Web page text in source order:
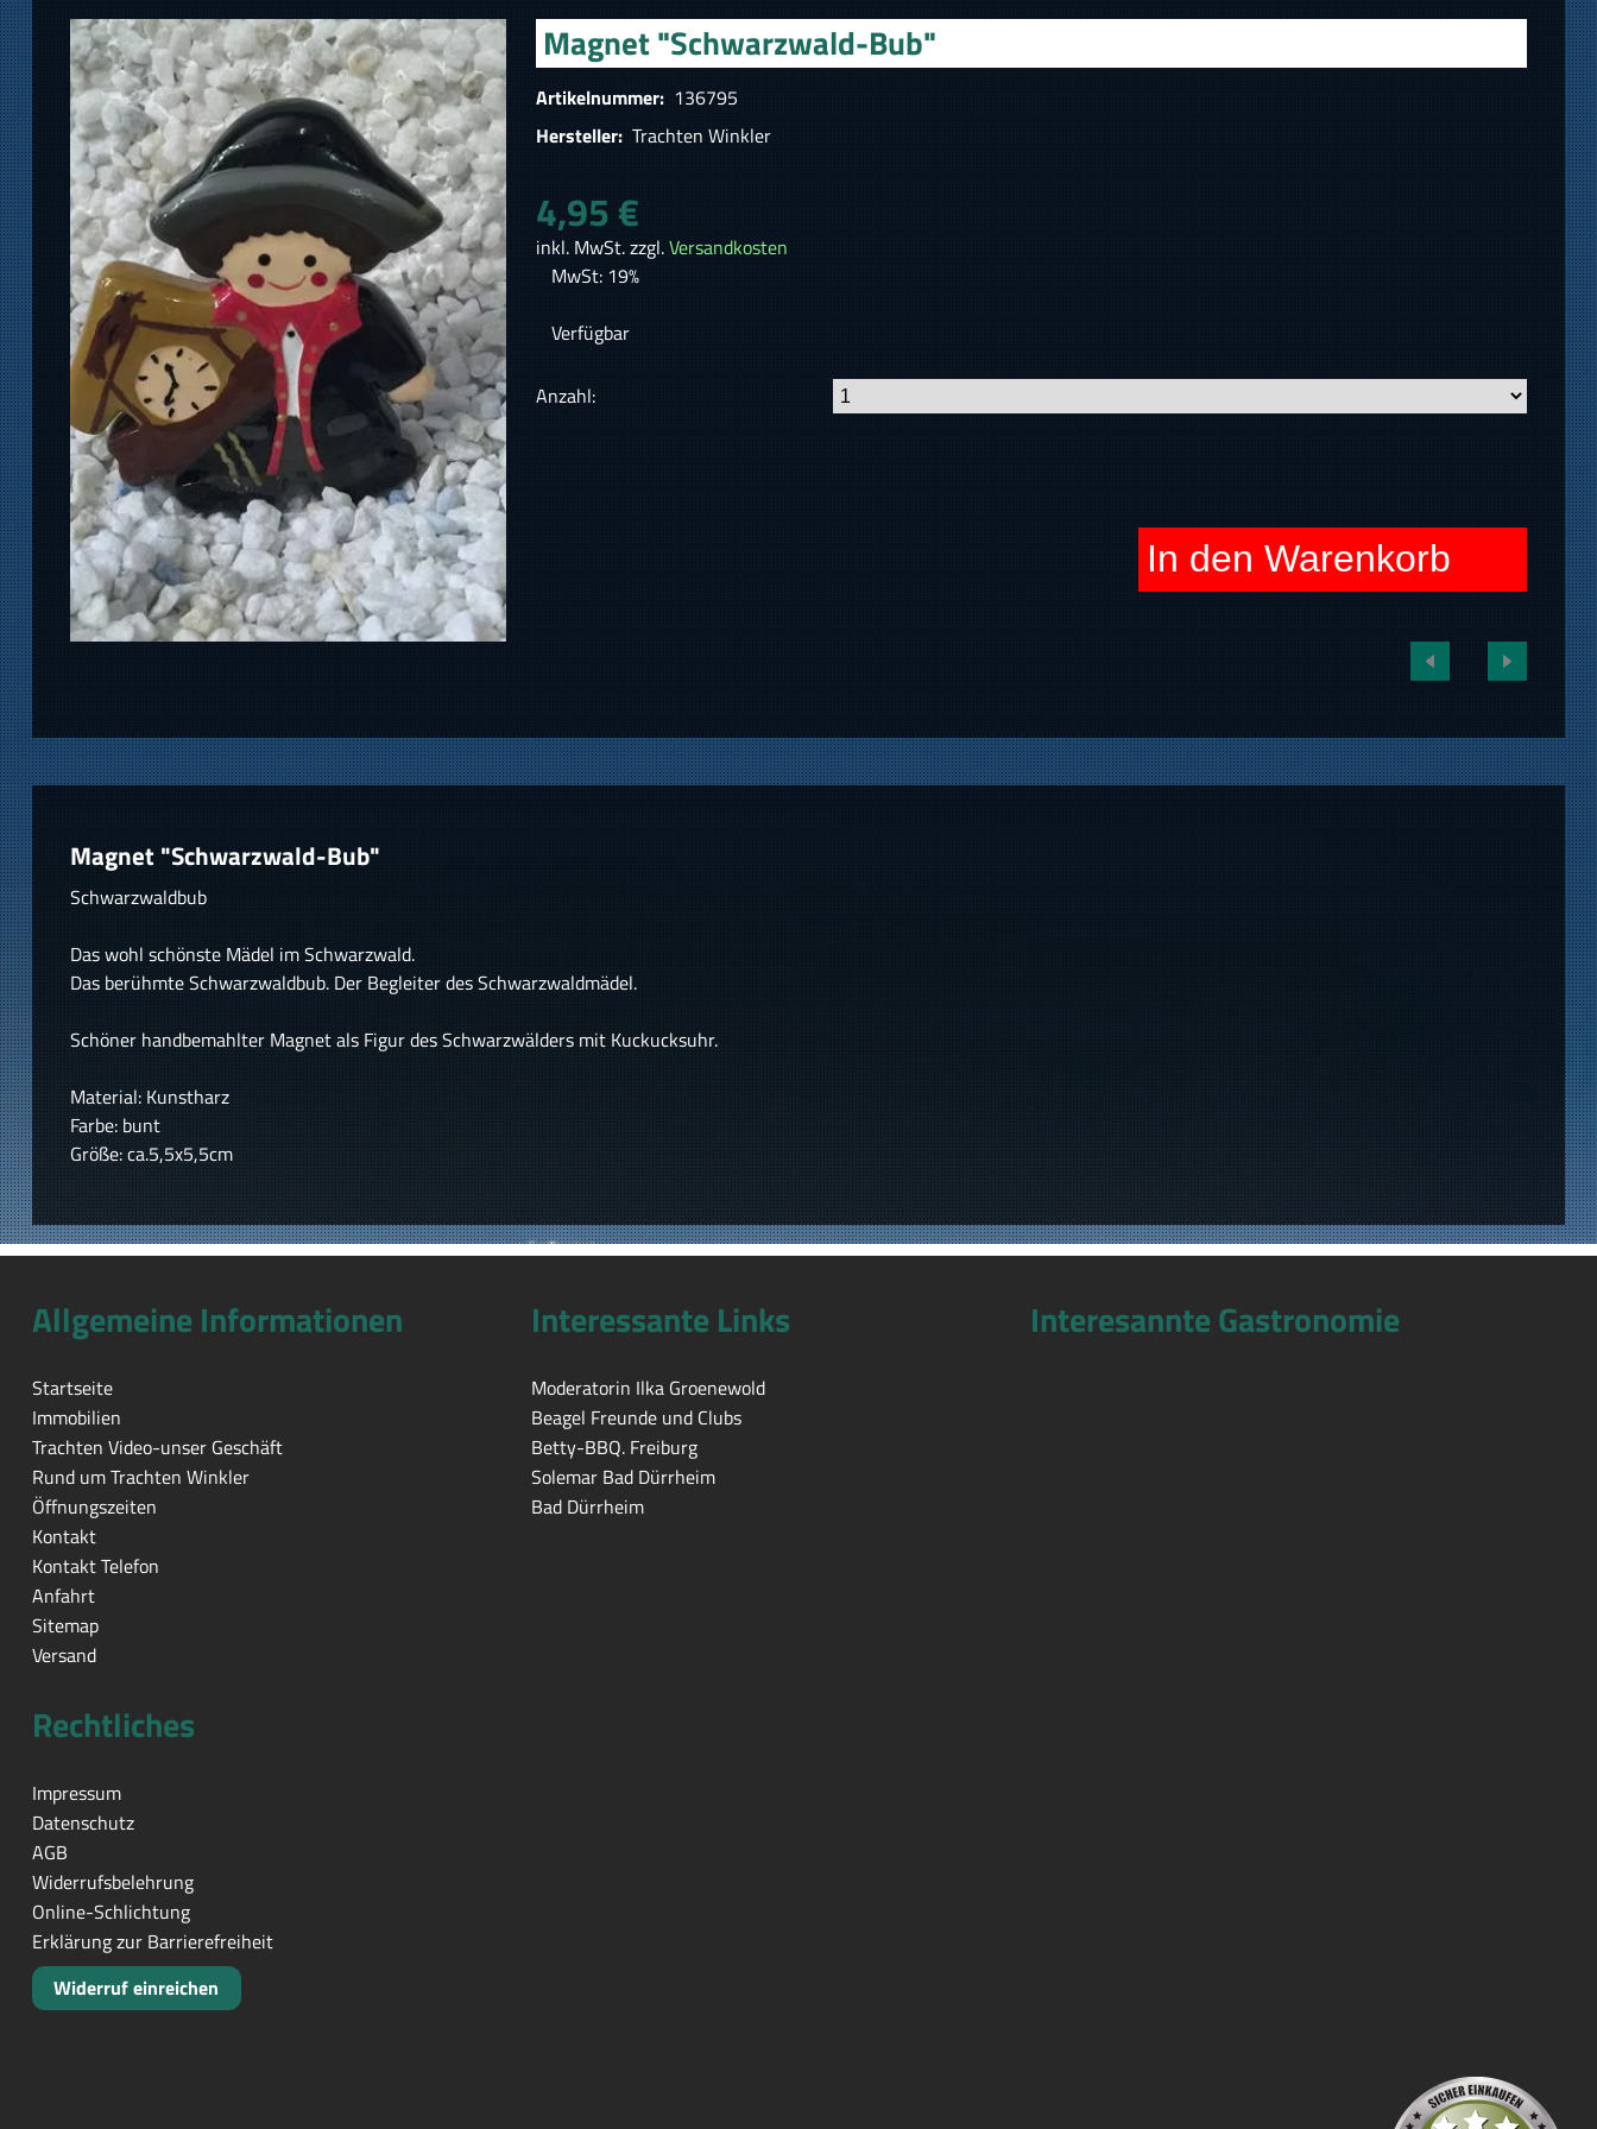
Magnet "Schwarzwald-Bub"
Artikelnummer: 136795
Hersteller: Trachten Winkler
4,95 €
inkl. MwSt. zzgl.Versandkosten
MwSt: 19%
Verfügbar
Anzahl:
In den Warenkorb
Magnet "Schwarzwald-Bub"
Schwarzwaldbub
Das wohl schönste Mädel im Schwarzwald.
Das berühmte Schwarzwaldbub. Der Begleiter des Schwarzwaldmädel.
Schöner handbemahlter Magnet als Figur des Schwarzwälders mit Kuckucksuhr.
Material: Kunstharz
Farbe: bunt
Größe: ca.5,5x5,5cm
Allgemeine Informationen
Startseite
Immobilien
Trachten Video-unser Geschäft
Rund um Trachten Winkler
Öffnungszeiten
Kontakt
Kontakt Telefon
Anfahrt
Sitemap
Versand
Interessante Links
Moderatorin Ilka Groenewold
Beagel Freunde und Clubs
Betty-BBQ. Freiburg
Solemar Bad Dürrheim
Bad Dürrheim
Interesannte Gastronomie
Rechtliches
Impressum
Datenschutz
AGB
Widerrufsbelehrung
Online-Schlichtung
Erklärung zur Barrierefreiheit
Widerruf einreichen